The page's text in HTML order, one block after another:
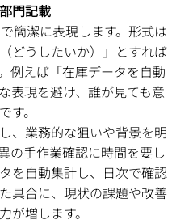
門記載
簡潔に表現します。形式は
どうしたいか）」とすれば
例えば「在庫データを自動
表現を避け、誰が見ても意
す。
、業務的な狙いや背景を明
の手作業確認に時間を要し
を自動集計し、日次で確認
具合に、現状の課題や改善
が増します。